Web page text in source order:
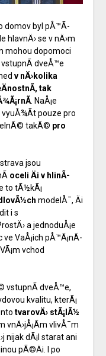
domov byl pÅ™Ã­
hlavnÄ› se v nÄ›m
mohou dopomoci
vstupnÃ­ dveÅ™e
v nÄ›kolika
tak
. NaÅ¡e
pouze pro
takÃ© pro
jsou
oceli Äi v hlinÃ­
to tÃ½kÃ¡
modelÅ¯, Äi
i s
a jednoduÅ¡e
ve VaÅ¡ich pÅ™Ã¡nÃ­
vchod
vstupnÃ­ dveÅ™e,
kvalitu, kterÃ¡
tvarovÄ› stÃ¡lÃ½
vnÄ›jÅ¡Ã­m vlivÅ¯m
nijak dÃ¡l starat ani
pÃ©Äi. I po